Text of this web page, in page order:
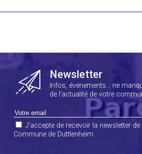
Newsletter
Infos, évènements… ne
de l'actualité de votre
J'accepte de recevoir la newsletter de
Commune de Duttlenheim